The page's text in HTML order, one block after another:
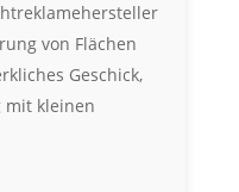
von Flächen
Geschick,
mit kleinen